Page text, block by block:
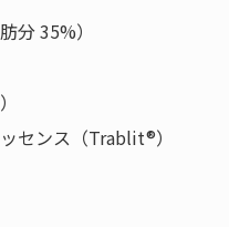
35%）
センス（Trablit®）